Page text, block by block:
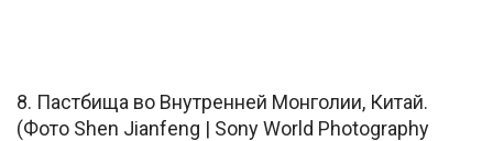
8. Пастбища во Внутренней Монголии, Китай.
(Фото Shen Jianfeng | Sony World Photography